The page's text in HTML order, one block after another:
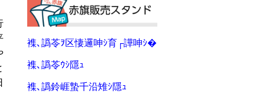
襍､譌苓ｦ区悽邏呻ｼ育┌譁呻ｼ�
襍､譌苓ｳｼ隱ｭ
襍､譌鈴崕蟄千沿雉ｼ隱ｭ